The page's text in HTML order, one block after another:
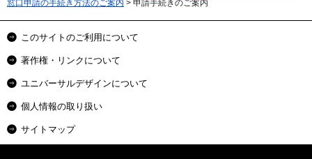
窓口申請の手続き方法のご案内 > 申請手続きのご案内
このサイトのご利用について
著作権・リンクについて
ユニバーサルデザインについて
個人情報の取り扱い
サイトマップ